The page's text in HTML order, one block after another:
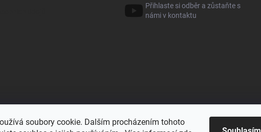
soubory cookie. Dalším procházením tohoto
Přihlaste si odběr a zůstaňte s
námi v kontaktu